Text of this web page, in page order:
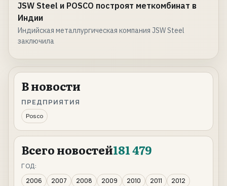
JSW Steel и POSCO построят меткомбинат в
Индии
Индийская металлургическая компания JSW Steel
заключила
В новости
ПРЕДПРИЯТИЯ
Posco
Всего новостей181 479
ГОД:
2006
2007 2008 2009 2010 2011
2012